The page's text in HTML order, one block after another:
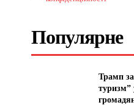
Популярне
Трамп